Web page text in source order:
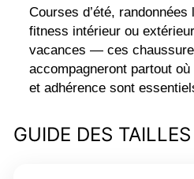
Courses d’été,
fitness intérieur ou
vacances — ces
accompagneront partout
et adhérence sont
GUIDE DES TAILLES